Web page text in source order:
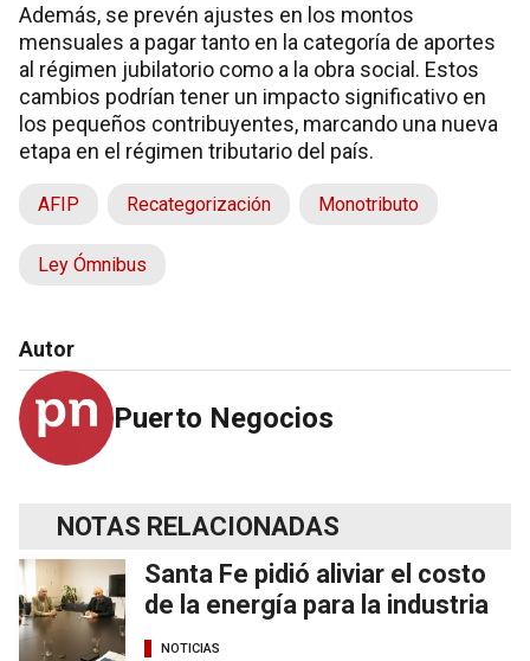
Además, se prevén ajustes en los montos
mensuales a pagar tanto en la categoría de aportes
al régimen jubilatorio como a la obra social. Estos
cambios podrían tener un impacto significativo en
los pequeños contribuyentes, marcando una nueva
etapa en el régimen tributario del país.
AFIP Recategorización Monotributo
Ley Ómnibus
Autor
Puerto Negocios
NOTAS RELACIONADAS
Santa Fe pidió aliviar el costo
de la energía para la industria
NOTICIAS